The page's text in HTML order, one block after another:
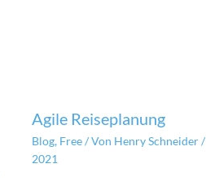
Agile Reiseplanung
Blog, Free/ Von Henry Schneider/
2021